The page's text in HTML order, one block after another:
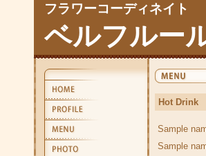
フラワーコーディネイト
ベルフルー
Hot Drink
Sample
Sample